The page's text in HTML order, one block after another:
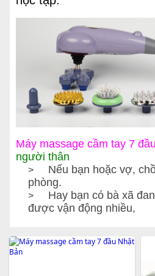
Máy massage cầm tay 7 đầu
người thân
> Nếu bạn hoặc vợ,
phòng.
> Hay bạn có bà xã
được vận động nhiều,